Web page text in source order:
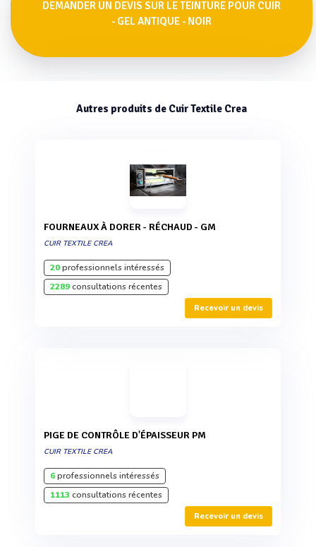
DEMANDER UN DEVIS SUR LE TEINTURE POUR CUIR
- GEL ANTIQUE - NOIR
Autres produits de Cuir Textile Crea
FOURNEAUX À DORER - RÉCHAUD - GM
CUIR TEXTILE CREA
20professionnels intéressés
2289consultations récentes
Recevoir un devis
PIGE DE CONTRÔLE D'ÉPAISSEUR PM
CUIR TEXTILE CREA
6professionnels intéressés
1113 consultations récentes
Recevoir un devis